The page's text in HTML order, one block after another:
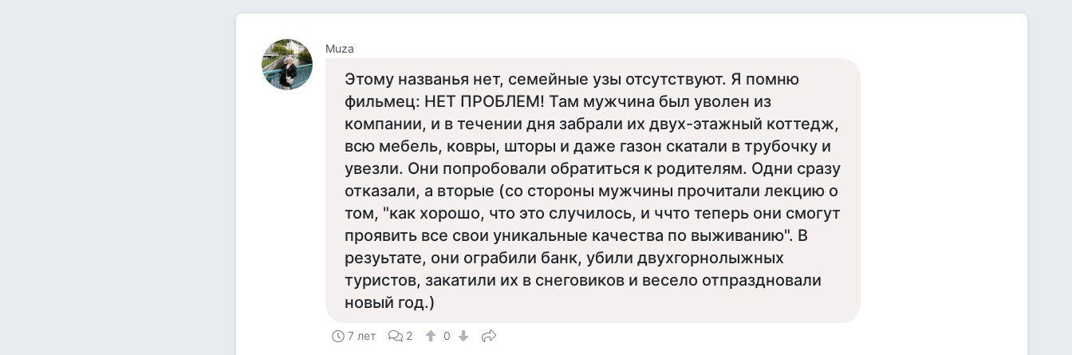
Muza
Этому названья нет, семейные узы отсутствуют. Я помню
фильмец: НЕТ ПРОБЛЕМ! Там мужчина был уволен из
компании, и в течении дня забрали их двух-этажный коттедж,
всю мебель, ковры, шторы и даже газон скатали в трубочку и
увезли. Они попробовали обратиться к родителям. Одни сразу
отказали, а вторые (со стороны мужчины прочитали лекцию о
том, "как хорошо, что это случилось, и ччто теперь они смогут
проявить все свои уникальные качества по выживанию". В
резуьтате, они ограбили банк, убили двухгорнолыжных
туристов, закатили их в снеговиков и весело отпраздновали
новый год.)
7 лет 2 0